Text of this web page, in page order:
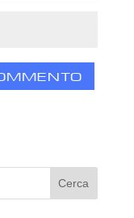
Cerca